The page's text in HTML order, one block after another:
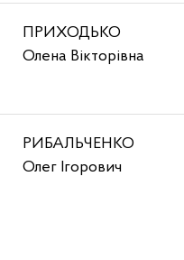
ПРИХОДЬКО
Олена Вікторівна
РИБАЛЬЧЕНКО
Олег Ігорович